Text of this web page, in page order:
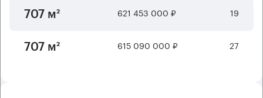
707 м² 621 453 000 ₽ 19
707 м² 615 090 000 ₽ 27